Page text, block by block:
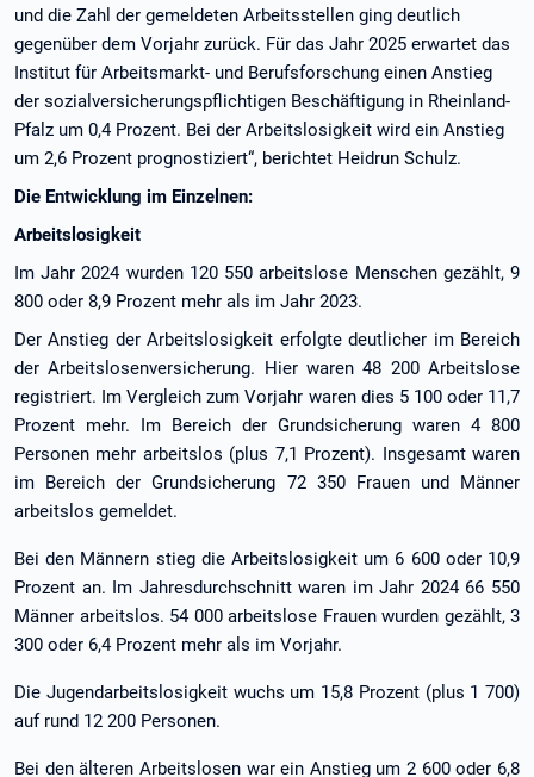
und die Zahl der gemeldeten Arbeitsstellen ging deutlich
gegenüber dem Vorjahr zurück. Für das Jahr 2025 erwartet das
Institut für Arbeitsmarkt- und Berufsforschung einen Anstieg
der sozialversicherungspflichtigen Beschäftigung in Rheinland-
Pfalz um 0,4 Prozent. Bei der Arbeitslosigkeit wird ein Anstieg
um 2,6 Prozent prognostiziert“, berichtet Heidrun Schulz.
Die Entwicklung im Einzelnen:
Arbeitslosigkeit
Im Jahr 2024 wurden 120 550 arbeitslose Menschen gezählt, 9
800 oder 8,9 Prozent mehr als im Jahr 2023.
Der Anstieg der Arbeitslosigkeit erfolgte deutlicher im Bereich
der Arbeitslosenversicherung. Hier waren 48 200 Arbeitslose
registriert. Im Vergleich zum Vorjahr waren dies 5 100 oder 11,7
Prozent mehr. Im Bereich der Grundsicherung waren 4 800
Personen mehr arbeitslos (plus 7,1 Prozent). Insgesamt waren
im Bereich der Grundsicherung 72 350 Frauen und Männer
arbeitslos gemeldet.
Bei den Männern stieg die Arbeitslosigkeit um 6 600 oder 10,9
Prozent an. Im Jahresdurchschnitt waren im Jahr 2024 66 550
Männer arbeitslos. 54 000 arbeitslose Frauen wurden gezählt, 3
300 oder 6,4 Prozent mehr als im Vorjahr.
Die Jugendarbeitslosigkeit wuchs um 15,8 Prozent (plus 1 700)
auf rund 12 200 Personen.
Bei den älteren Arbeitslosen war ein Anstieg um 2 600 oder 6,8